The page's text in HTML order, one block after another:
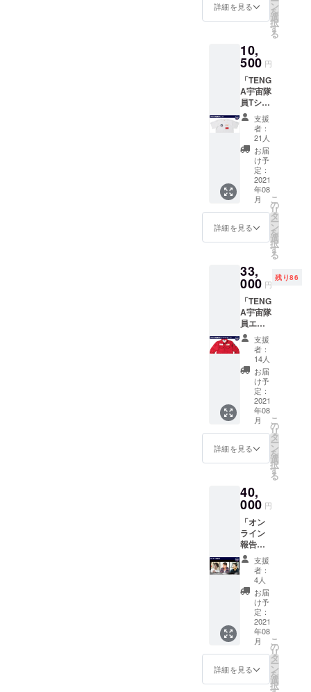
テッ
ステッ
カー×1
枚 ※限
定映像
公開映
像につ
いて：
打上げ
時の非
公開映
像を、
打上げ
後に
WEBに
て限定
せてい
ただき
は2021
年8月頃
を予定
してお
りま
す。
に、想
メモリ
アルプ
に名前
を刻も
う ・限
定映像
公開 ・
TENGA
ロケッ
トプロ
ジェク
トス
テッ
カー×1
枚 ・
MOMO
定映像
公開映
像につ
いて：
打上げ
時の非
公開映
像を、
打上げ
後に
WEBに
て限定
公開さ
せてい
ただき
※お届け
は2021
年8月頃
してお
ります
ロケッ
トミッ
＋ベー
シック
セッ
ト） ・
スペー
ス
TENGA
ロボ DX
ロケッ
トミッ
ション
セット
・愛と
自由の
寄せ書
きに、
想いや
リアル
プレー
前を刻
もう ・
限定映
像公開
TENGA
ロケッ
トプロ
ジェク
トス
テッ
カー×1
枚 ・
MOMO
定映像
公開映
像につ
いて：
打上げ
時の非
公開映
像を、
打上げ
後に
WEBに
て限定
公開さ
せてい
ただき
※お届け
は2021
詳細を見る ン
を
選
択
す
る
10,
500 円
「TENG
A宇宙隊
員Tシャ
ツコー
ス」
（TENG
A宇宙隊
員Tシャ
ツ＋
ベー
シック
セット
） ・
TENGA
宇宙隊
員Tシャ
と自由
の寄せ
書き
に、想
いや願
いを書
こう ・
メモリ
アルプ
レート
に名前
を刻も
う ・限
定映像
公開 ・
TENGA
ロケッ
テッ
カー×1
MOMO
ステッ
カー×1
枚 ※限
定映像
公開映
像につ
いて：
打上げ
時の非
公開映
像を、
打上げ
後に
支援
者：
21人
お届
け予
定：
2021
年08
月
詳細を見る
こ
の
リ
タ
ー
ン
を
選
択
す
る
33,
000 円
残り86
「TENG
A宇宙隊
員エン
ジニア
ユニ
フォー
ム コー
ス」
（TENG
A宇宙隊
員エン
ジニア
ユニ
フォー
ム＋
セッ
ト） ・
TENGA
宇宙隊
員エン
ジニア
ユニ
フォー
ム（寅
壱特
製） ・
愛と自
由の寄
せ書き
に、想
いや願
いを書
支援
者：
14人
お届
け予
定：
2021
年08
月
詳細を見る
こ
の
リ
タ
ー
ン
を
選
択
す
る
40,
000 円
「オン
ライン
報告会
参加 」
コース
（オン
ライン
報告会
への参
加＋
TENGA
宇宙隊
員Tシャ
ツ＋
ベー
支援
者：
4人
お届
け予
定：
2021
年08
月
詳細を見る
こ
の
リ
タ
ー
ン
を
選
択